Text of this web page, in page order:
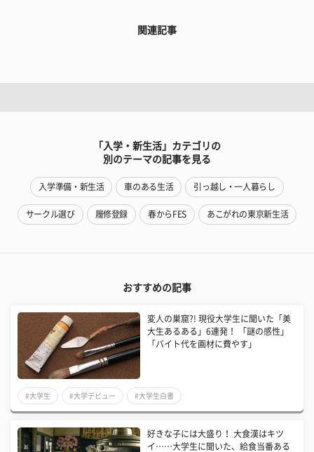
関連記事
「入学・新生活」カテゴリの
別のテーマの記事を見る
入学準備・新生活 車のある生活 引っ越し・一人暮らし
サークル選び 履修登録 春からFES あこがれの東京新生活
おすすめの記事
変人の巣窟?! 現役大学生に聞いた「美
大生あるある」6連発！ 「謎の感性」
「バイト代を画材に費やす」
#大学生 #大学デビュー #大学生白書
好きな子には大盛り！ 大食漢はキツ
イ……大学生に聞いた、給食当番ある